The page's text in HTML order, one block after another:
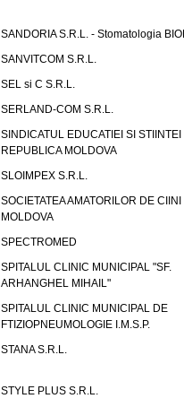
SANDORIA S.R.L. - Stomatologia
SANVITCOM S.R.L.
SEL si C S.R.L.
SERLAND-COM S.R.L.
SINDICATUL EDUCATIEI SI STIINTEI
REPUBLICA MOLDOVA
SLOIMPEX S.R.L.
SOCIETATEA AMATORILOR DE CIINI
MOLDOVA
SPECTROMED
SPITALUL CLINIC MUNICIPAL "SF.
ARHANGHEL MIHAIL"
SPITALUL CLINIC MUNICIPAL DE
FTIZIOPNEUMOLOGIE I.M.S.P.
STANA S.R.L.
STYLE PLUS S.R.L.